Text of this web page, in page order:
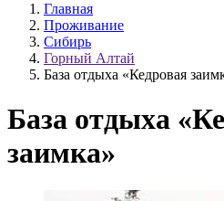
Главная
Проживание
Сибирь
Горный Алтай
База отдыха «Кедровая
База отдыха
заимка»